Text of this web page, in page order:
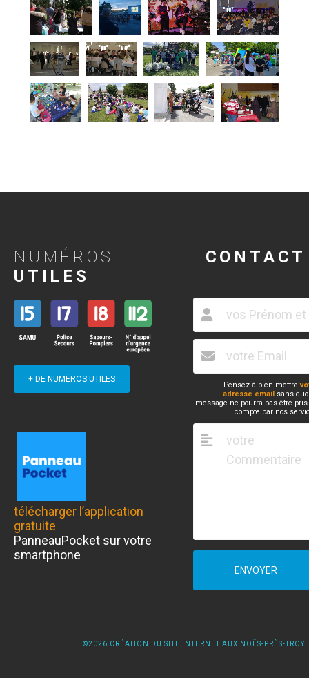
NUMÉROS
UTILES
+ DE NUMÉROS UTILES
télécharger l’application
gratuite
PanneauPocket sur votre
smartphone
CONTACT
Pensez à bien mettre
adresse email sans
message ne pourra pas être
compte par nos
ENVOYER
©2026 CRÉATION DU SITE INTERNET AUX NOËS-PRÈS-